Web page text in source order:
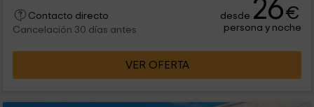
Contacto directo
Cancelación 30 días antes
desde 26€
persona y noche
VER OFERTA